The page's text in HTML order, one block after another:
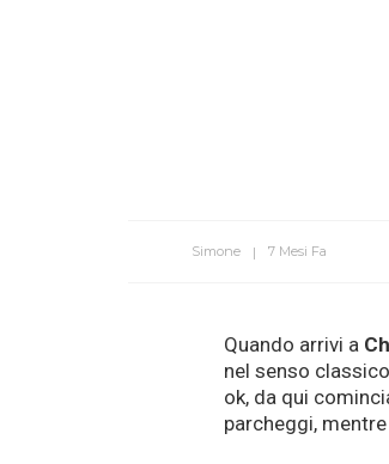
Simone 7 Mesi Fa
Quando arrivi a
nel senso
ok, da qui
parcheggi,